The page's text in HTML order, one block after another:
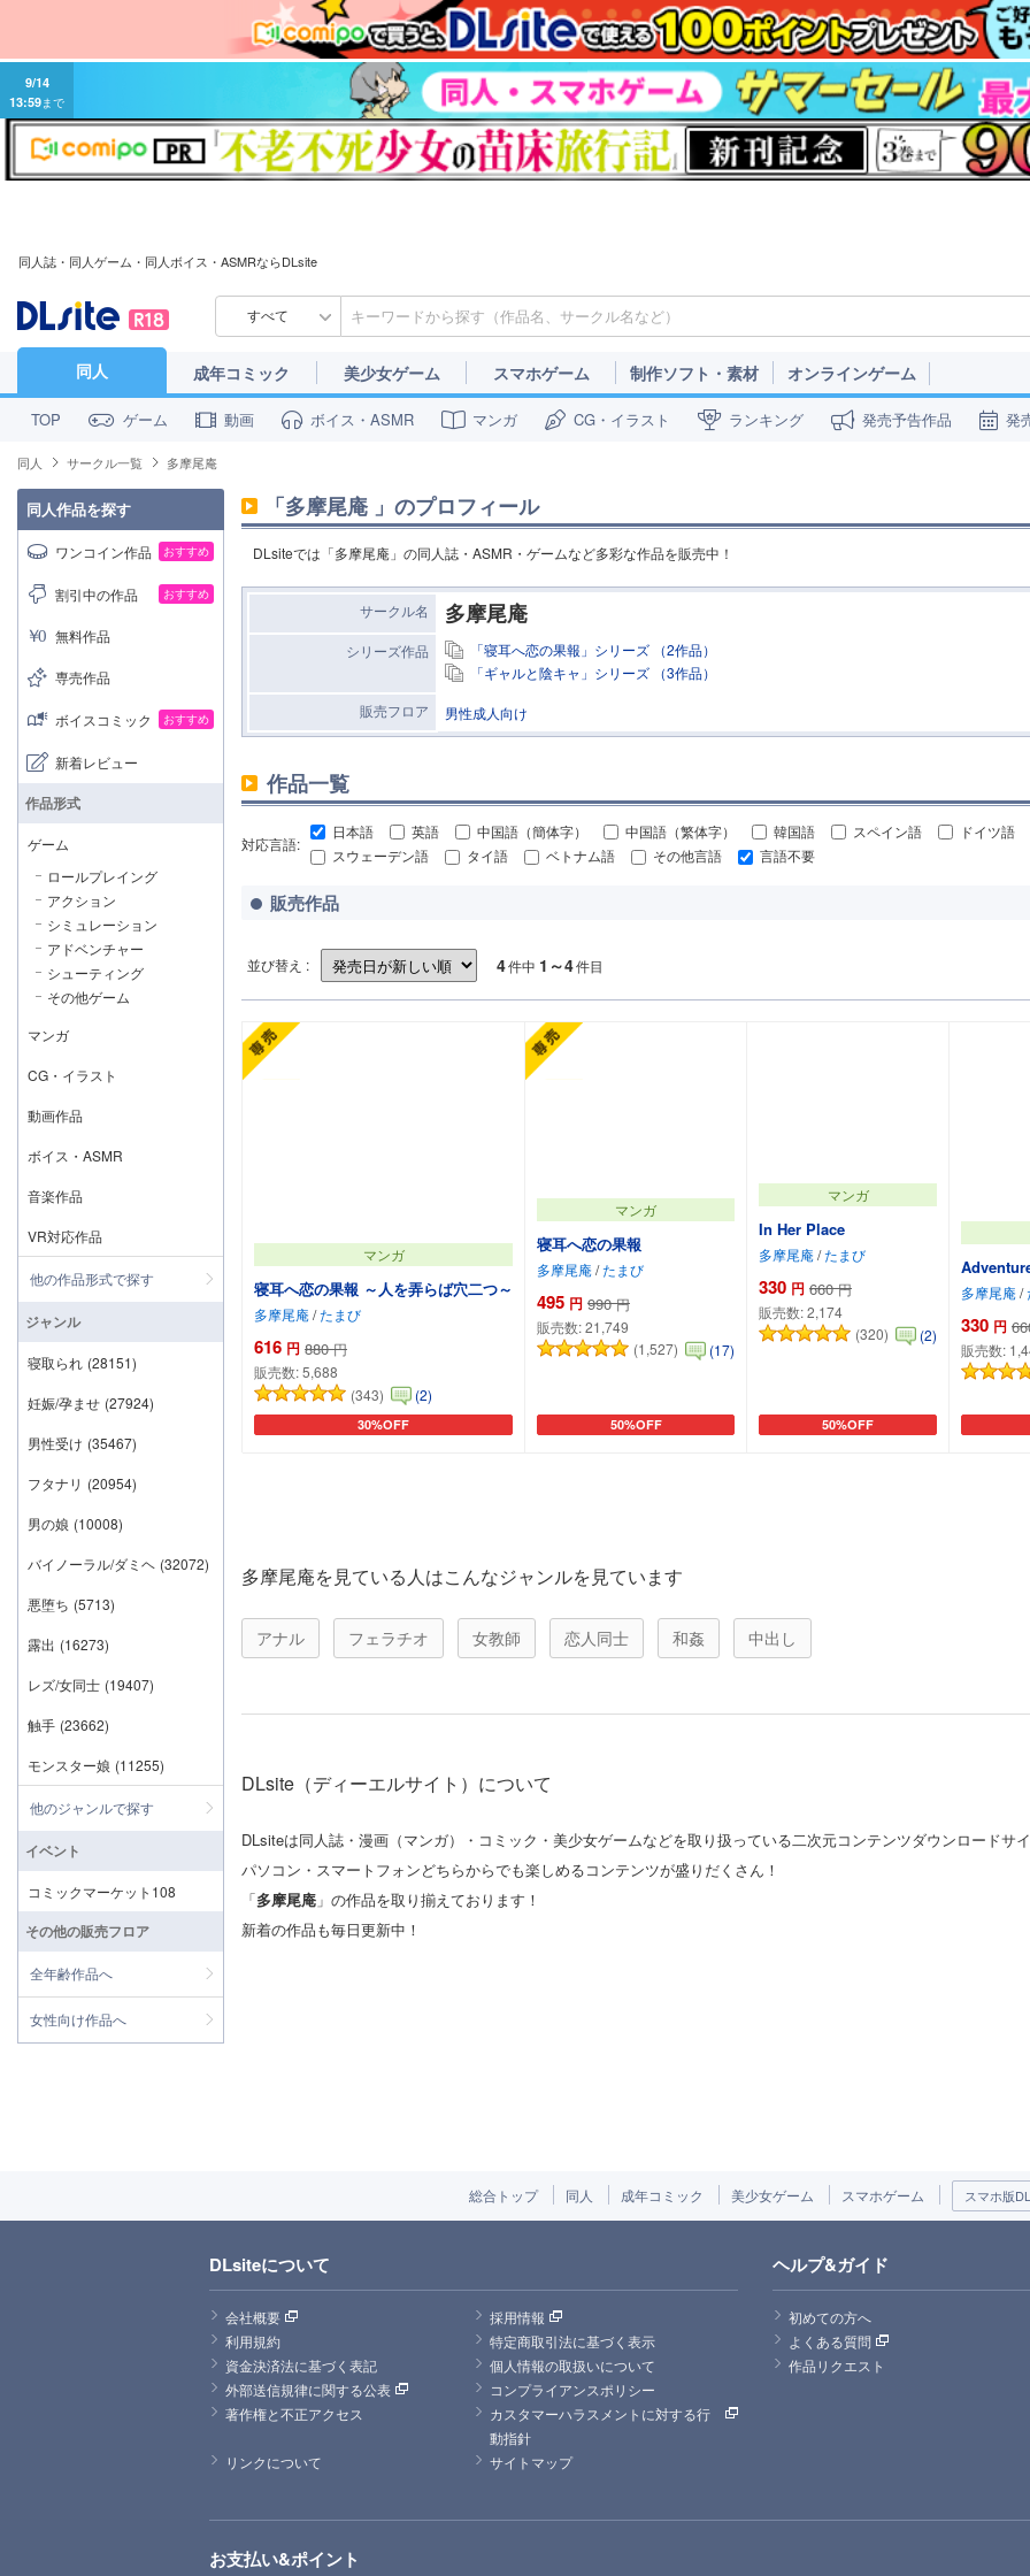
9/14
13:59まで
同人誌・同人ゲーム・同人ボイス・ASMRならDLsite
すべて
同人 成年コミック 美少女ゲーム スマホゲーム 制作ソフト・素材 オンラインゲーム
TOP ゲーム 動画 ボイス・ASMR マンガ CG・イラスト ランキング 発売予告作品 発
同人 サークル一覧 多摩尾庵
「多摩尾庵 」のプロフィール
DLsiteでは「多摩尾庵」の同人誌・ASMR・ゲームなど多彩な作品を販売中！
サークル名 多摩尾庵
シリーズ作品
「寝耳へ恋の果報」シリーズ （2作品）
「ギャルと陰キャ」シリーズ （3作品）
販売フロア
男性成人向け
作品一覧
対応言語:
日本語 英語 中国語（簡体字） 中国語（繁体字） 韓国語 スペイン語 ドイツ語
スウェーデン語
タイ語 ベトナム語 その他言語 言語不要
販売作品
並び替え : 4件中 1～4件目
マンガ
寝耳へ恋の果報 ～人を弄らば穴二つ～
多摩尾庵 /たまび
616 円 880 円
販売数:5,688
(343)
(2)
30%OFF
カートに追加
マンガ
寝耳へ恋の果報
多摩尾庵 /たまび
495 円 990 円
販売数:21,749
(1,527)
(17)
50%OFF
カートに追加
マンガ
In Her Place
多摩尾庵 /たまび
330 円 660 円
販売数:2,174
(320)
(2)
50%OFF
カートに追加
多摩尾庵 /
330 円
販売数:
多摩尾庵を見ている人はこんなジャンルを見ています
アナル フェラチオ 女教師 恋人同士 和姦 中出し
DLsite（ディーエルサイト）について
DLsiteは同人誌・漫画（マンガ）・コミック・美少女ゲームなどを取り扱っている二次元コンテンツダウンロードサイ
パソコン・スマートフォンどちらからでも楽しめるコンテンツが盛りだくさん！
「多摩尾庵 」の作品を取り揃えております！
新着の作品も毎日更新中！
同人作品を探す
ワンコイン作品 おすすめ
割引中の作品 おすすめ
無料作品
専売作品
ボイスコミック おすすめ
新着レビュー
作品形式
ゲーム
ロールプレイング
アクション
シミュレーション
アドベンチャー
シューティング
その他ゲーム
マンガ
CG・イラスト
動画作品
ボイス・ASMR
音楽作品
VR対応作品
他の作品形式で探す
ジャンル
寝取られ (28151)
妊娠/孕ませ (27924)
男性受け (35467)
フタナリ (20954)
男の娘 (10008)
バイノーラル/ダミヘ (32072)
悪堕ち (5713)
露出 (16273)
レズ/女同士 (19407)
触手 (23662)
モンスター娘 (11255)
他のジャンルで探す
イベント
コミックマーケット108
その他の販売フロア
全年齢作品へ
女性向け作品へ
総合トップ 同人 成年コミック 美少女ゲーム スマホゲーム スマホ版
DLsiteについて
会社概要
採用情報
利用規約
特定商取引法に基づく表示
資金決済法に基づく表記
個人情報の取扱いについて
外部送信規律に関する公表
コンプライアンスポリシー
著作権と不正アクセス
カスタマーハラスメントに対する行
動指針
リンクについて
サイトマップ
ヘルプ&ガイド
初めての方へ
よくある質問
作品リクエスト
お支払い&ポイント